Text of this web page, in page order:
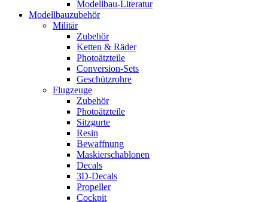
Modellbau-Literatur
Modellbauzubehör
Militär
Zubehör
Ketten & Räder
Photoätzteile
Conversion-Sets
Geschützrohre
Flugzeuge
Zubehör
Photoätzteile
Sitzgurte
Resin
Bewaffnung
Maskierschablonen
Decals
3D-Decals
Propeller
Cockpit